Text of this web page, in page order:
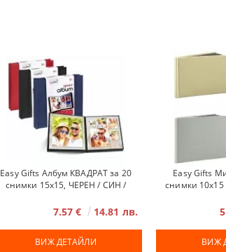
Easy Gifts Албум КВАДРАТ за 20
снимки 15x15, ЧЕРЕН / СИН /
7.57 € 14.81 лв.
ВИЖ ДЕТАЙЛИ
Easy Gifts
снимки
ВИЖ